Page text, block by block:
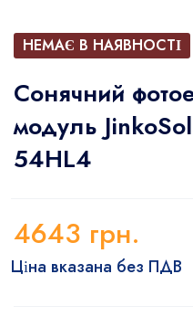
НЕМАЄ В НАЯВНОСТІ
Сонячний
модуль
54HL4
4643 грн.
Ціна вказана без ПДВ